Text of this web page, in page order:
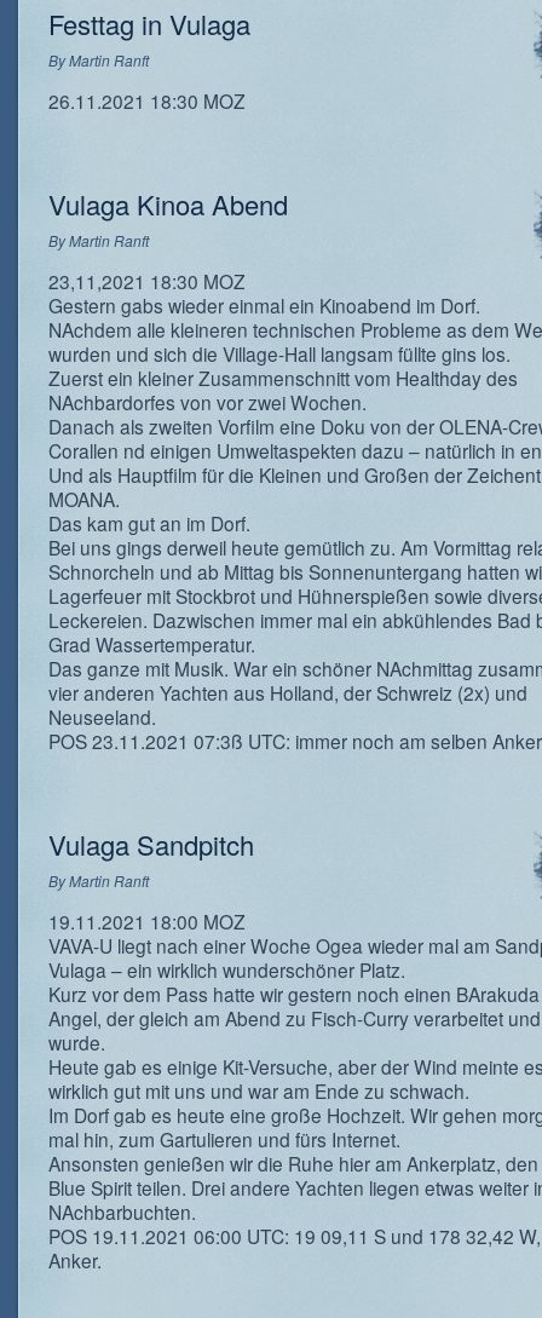
Festtag in Vulaga
ByMartin Ranft
26.11.2021 18:30 MOZ
Vulaga Kinoa Abend
ByMartin Ranft
23,11,2021 18:30 MOZ
Gestern gabs wieder einmal ein Kinoabend im Dorf.
NAchdem alle kleineren technischen Probleme as dem
wurden und sich die Village-Hall langsam füllte gins los.
Zuerst ein kleiner Zusammenschnitt vom Healthday des
NAchbardorfes von vor zwei Wochen.
Danach als zweiten Vorfilm eine Doku von der OLENA-
Corallen nd einigen Umweltaspekten dazu – natürlich in
Und als Hauptfilm für die Kleinen und Großen der
MOANA.
Das kam gut an im Dorf.
Bei uns gings derweil heute gemütlich zu. Am Vormittag
Schnorcheln und ab Mittag bis Sonnenuntergang hatten
Lagerfeuer mit Stockbrot und Hühnerspießen sowie
Leckereien. Dazwischen immer mal ein abkühlendes Bad
Grad Wassertemperatur.
Das ganze mit Musik. War ein schöner NAchmittag
vier anderen Yachten aus Holland, der Schwreiz (2x) und
Neuseeland.
POS 23.11.2021 07:3ß UTC: immer noch am selben
Vulaga Sandpitch
ByMartin Ranft
19.11.2021 18:00 MOZ
VAVA-U liegt nach einer Woche Ogea wieder mal am
Vulaga – ein wirklich wunderschöner Platz.
Kurz vor dem Pass hatte wir gestern noch einen
Angel, der gleich am Abend zu Fisch-Curry verarbeitet
wurde.
Heute gab es einige Kit-Versuche, aber der Wind meinte
wirklich gut mit uns und war am Ende zu schwach.
Im Dorf gab es heute eine große Hochzeit. Wir gehen
mal hin, zum Gartulieren und fürs Internet.
Ansonsten genießen wir die Ruhe hier am Ankerplatz, den
Blue Spirit teilen. Drei andere Yachten liegen etwas weiter
NAchbarbuchten.
POS 19.11.2021 06:00 UTC: 19 09,11 S und 178 32,42
Anker.